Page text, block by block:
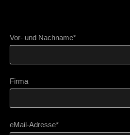
Vor- und Nachname*
Firma
eMail-Adresse*